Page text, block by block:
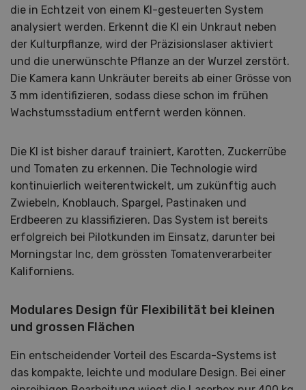
die in Echtzeit von einem KI-gesteuerten System
analysiert werden. Erkennt die KI ein Unkraut neben
der Kulturpflanze, wird der Präzisionslaser aktiviert
und die unerwünschte Pflanze an der Wurzel zerstört.
Die Kamera kann Unkräuter bereits ab einer Grösse von
3 mm identifizieren, sodass diese schon im frühen
Wachstumsstadium entfernt werden können.
Die KI ist bisher darauf trainiert, Karotten, Zuckerrübe
und Tomaten zu erkennen. Die Technologie wird
kontinuierlich weiterentwickelt, um zukünftig auch
Zwiebeln, Knoblauch, Spargel, Pastinaken und
Erdbeeren zu klassifizieren. Das System ist bereits
erfolgreich bei Pilotkunden im Einsatz, darunter bei
Morningstar Inc, dem grössten Tomatenverarbeiter
Kaliforniens.
Modulares Design für Flexibilität bei kleinen
und grossen Flächen
Ein entscheidender Vorteil des Escarda-Systems ist
das kompakte, leichte und modulare Design. Bei einer